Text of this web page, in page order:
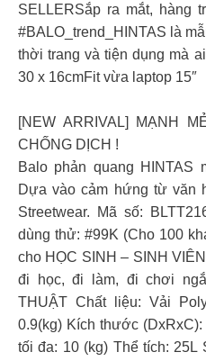
SELLERSắp ra mắt, hàng
#BALO_trend_HINTAS là
thời trang và tiện dụng mà
30 x 16cmFit vừa laptop 15″
[NEW ARRIVAL] MẠNH
CHỐNG DỊCH !
Balo phản quang HINTAS
Dựa vào cảm hứng từ văn
Streetwear. Mã số:
dùng thử: #99K (Cho 100
cho HỌC SINH – SINH
đi học, đi làm, đi chơi
THUẬT Chất liệu: Vải
0.9(kg) Kích thước
tối đa: 10 (kg) Thể tích: